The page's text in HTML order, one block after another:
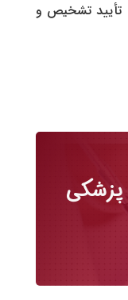
تأیید تشخیص و